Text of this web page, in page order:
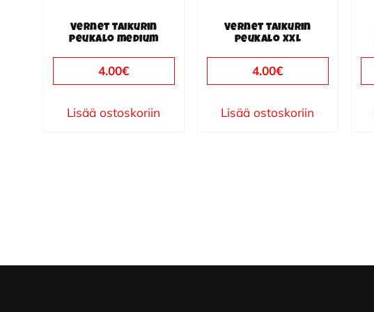
Vernet taikurin
peukalo medium
4.00€
Lisää ostoskoriin
Vernet taikurin
peukalo XXL
4.00€
Lisää ostoskoriin